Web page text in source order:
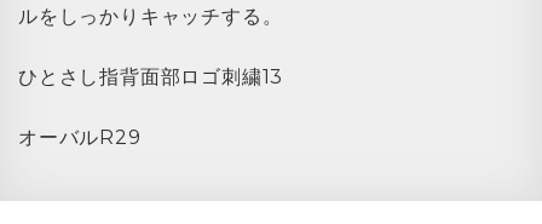
ルをしっかりキャッチする。
ひとさし指背面部ロゴ刺繍13
オーバルR29